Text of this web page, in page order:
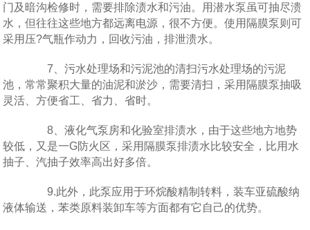
门及暗沟检修时，需要排除渍水和污油。用潜水泵虽可抽尽溃
水，但往往这些地方都远离电源，很不方便。使用隔膜泵则可
采用压?气瓶作动力，回收污油，排泄溃水。
7、污水处理场和污泥池的清扫污水处理场的污泥
池，常常聚积大量的油泥和淤沙，需要清扫，采用隔膜泵抽吸
灵活、方便省工、省力、省时。
8、液化气泵房和化验室排渍水，由于这些地方地势
较低，又是一G防火区，采用隔膜泵排渍水比较安全，比用水
抽子、汽抽子效率高出好多倍。
9.此外，此泵应用于环烷酸精制转料，装车亚硫酸纳
液体输送，苯类原料装卸车等方面都有它自己的优势。